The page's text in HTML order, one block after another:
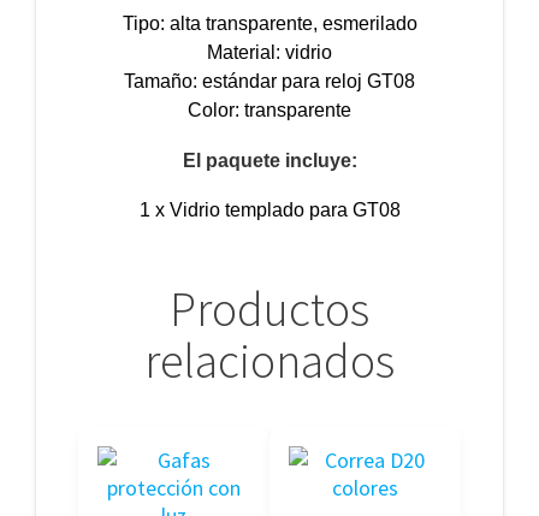
Tipo: alta transparente, esmerilado
Material: vidrio
Tamaño: estándar para reloj GT08
Color: transparente
El paquete incluye:
1 x Vidrio templado para GT08
Productos
relacionados
Este
producto